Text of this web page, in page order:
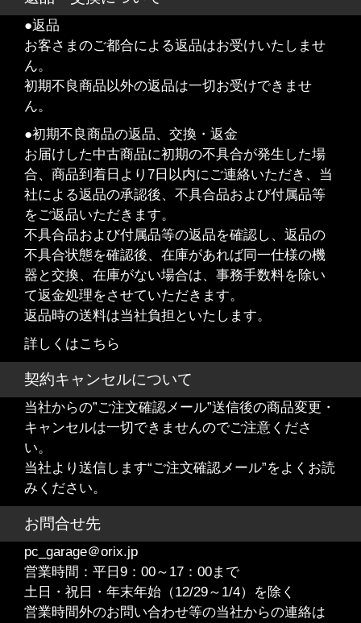
●返品
お客さまのご都合による返品はお受けいたしませ
ん。
初期不良商品以外の返品は一切お受けできませ
ん。
●初期不良商品の返品、交換・返金
お届けした中古商品に初期の不具合が発生した場
合、商品到着日より7日以内にご連絡いただき、当
社による返品の承認後、不具合品および付属品等
をご返品いただきます。
不具合品および付属品等の返品を確認し、返品の
不具合状態を確認後、在庫があれば同一仕様の機
器と交換、在庫がない場合は、事務手数料を除い
て返金処理をさせていただきます。
返品時の送料は当社負担といたします。
詳しくはこちら
契約キャンセルについて
当社からの”ご注文確認メール”送信後の商品変更・
キャンセルは一切できませんのでご注意くださ
い。
当社より送信します“ご注文確認メール”をよくお読
みください。
お問合せ先
pc_garage＠orix.jp
営業時間：平日9：00～17：00まで
土日・祝日・年末年始（12/29～1/4）を除く
営業時間外のお問い合わせ等の当社からの連絡は